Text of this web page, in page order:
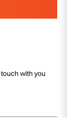
with you